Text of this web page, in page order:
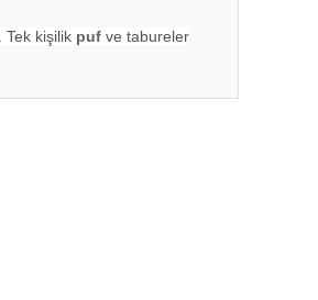
Tek kişilik puf ve tabureler